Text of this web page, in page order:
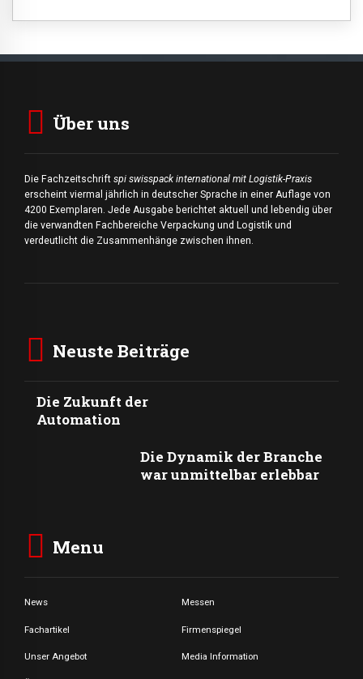
Über uns
Die Fachzeitschrift spi swisspack international mit Logistik-Praxis
erscheint viermal jährlich in deutscher Sprache in einer Auflage von
4200 Exemplaren. Jede Ausgabe berichtet aktuell und lebendig über
die verwandten Fachbereiche Verpackung und Logistik und
verdeutlicht die Zusammenhänge zwischen ihnen.
Neuste Beiträge
Die Zukunft der
Automation
Die Dynamik der Branche
war unmittelbar erlebbar
Menu
News Messen
Fachartikel Firmenspiegel
Unser Angebot Media Information